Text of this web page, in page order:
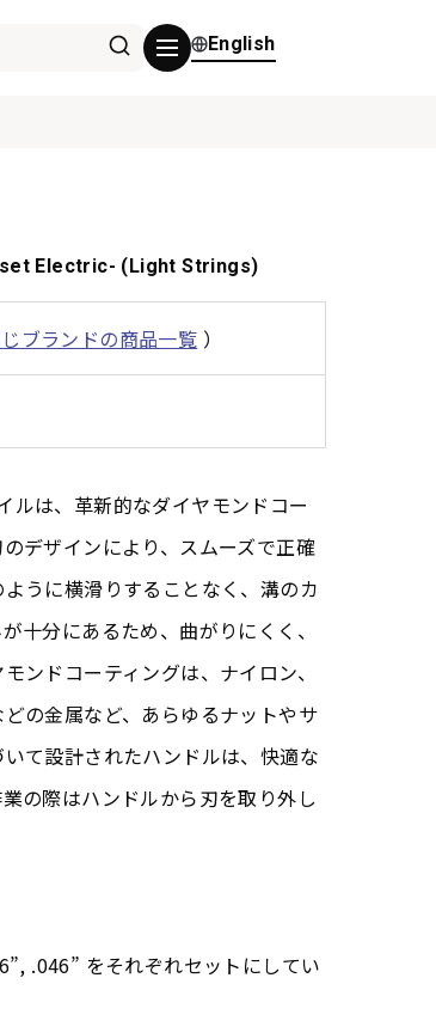
English
set Electric- (Light Strings)
ブランドの商品一覧 ）
は、革新的なダイヤモンドコー
デザインにより、スムーズで正確
うに横滑りすることなく、溝のカ
十分にあるため、曲がりにくく、
ンドコーティングは、ナイロン、
の金属など、あらゆるナットやサ
て設計されたハンドルは、快適な
の際はハンドルから刃を取り外し
.046” をそれぞれセットにしてい